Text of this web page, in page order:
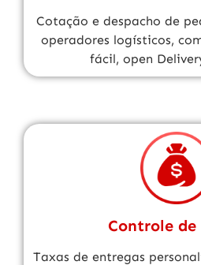
Cotação e despacho de
operadores logísticos,
fácil, open
Controle de
Taxas de entregas